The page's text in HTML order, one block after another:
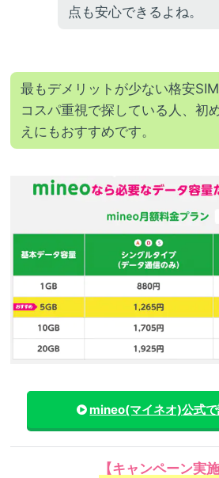
点も安心できるよね。
最もデメリットが少ない格安SIM
コスパ重視で探している人、初
えにもおすすめです。
mineo(マイネオ)公式
【キャンペーン実